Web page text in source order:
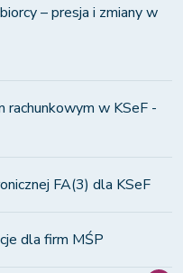
– presja i zmiany w
rachunkowym w KSeF -
FA(3) dla KSeF
dla firm MŚP